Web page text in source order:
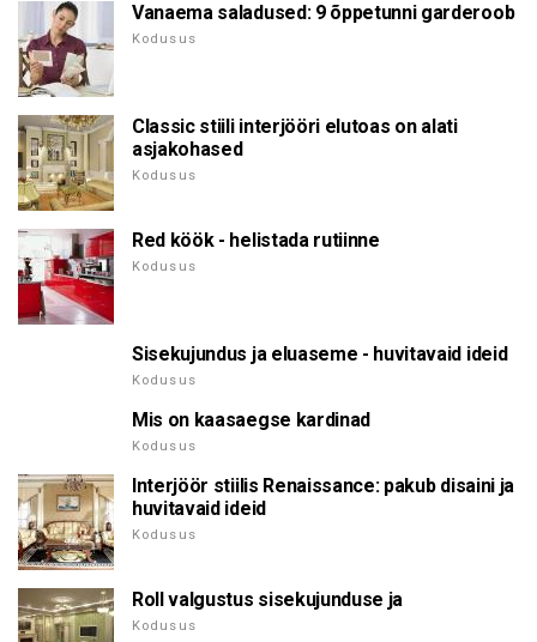
Vanaema saladused: 9 õppetunni garderoob
Kodusus
Classic stiili interjööri elutoas on alati
asjakohased
Kodusus
Red köök - helistada rutiinne
Kodusus
Sisekujundus ja eluaseme - huvitavaid ideid
Kodusus
Mis on kaasaegse kardinad
Kodusus
Interjöör stiilis Renaissance: pakub disaini ja
huvitavaid ideid
Kodusus
Roll valgustus sisekujunduse ja
Kodusus